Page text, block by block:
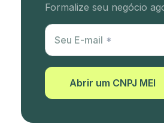
Formalize seu negócio
Utm Content
Seu E-mail
Abrir um CNPJ MEI